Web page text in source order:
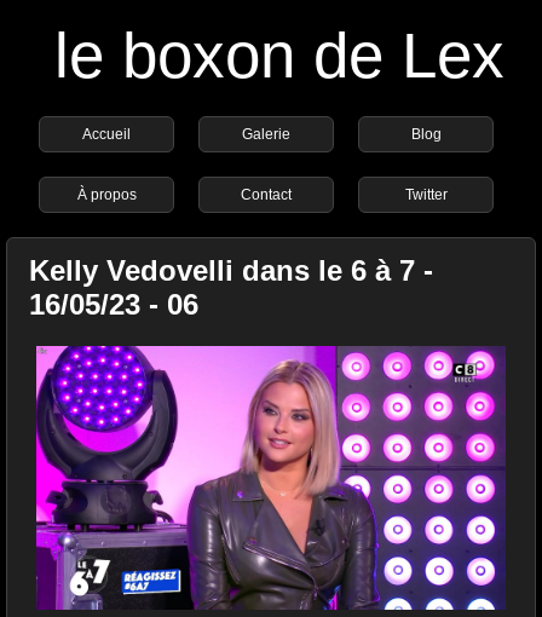
le boxon de Lex
Accueil Galerie Blog
À propos Contact Twitter
Kelly Vedovelli dans le 6 à 7 -
16/05/23 - 06